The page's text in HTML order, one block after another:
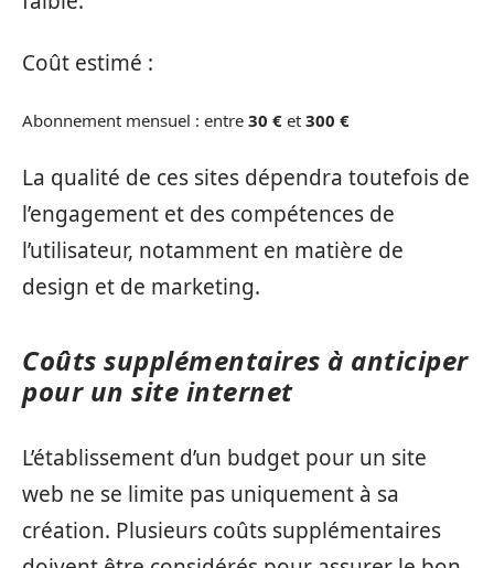
Coût estimé :
Abonnement mensuel : entre 30 € et 300 €
La qualité de ces sites dépendra toutefois de
l’engagement et des compétences de
l’utilisateur, notamment en matière de
design et de marketing.
Coûts supplémentaires à anticiper
pour un site internet
L’établissement d’un budget pour un site
web ne se limite pas uniquement à sa
création. Plusieurs coûts supplémentaires